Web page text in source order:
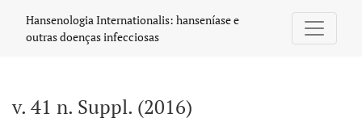
v. 41 n. Suppl. (2016): 9º Simpósio Brasileiro de
Hansenologia Internationalis: hanseníase e
outras doenças infecciosas
v. 41 n. Suppl. (2016)